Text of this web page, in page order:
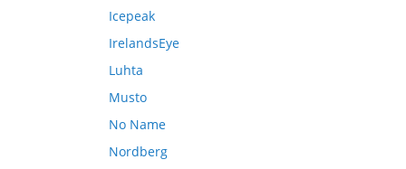
Icepeak
IrelandsEye
Luhta
Musto
No Name
Nordberg